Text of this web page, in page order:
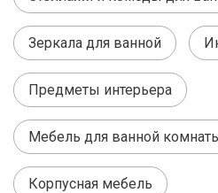
Зеркала для ванной
Предметы интерьера
Мебель для ванной
Корпусная мебель